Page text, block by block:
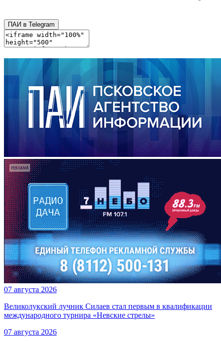
ПАИ в Telegram
07 августа 2026
Великолукский лучник Силаев стал первым в квалификации
международного турнира «Невские стрелы»
07 августа 2026